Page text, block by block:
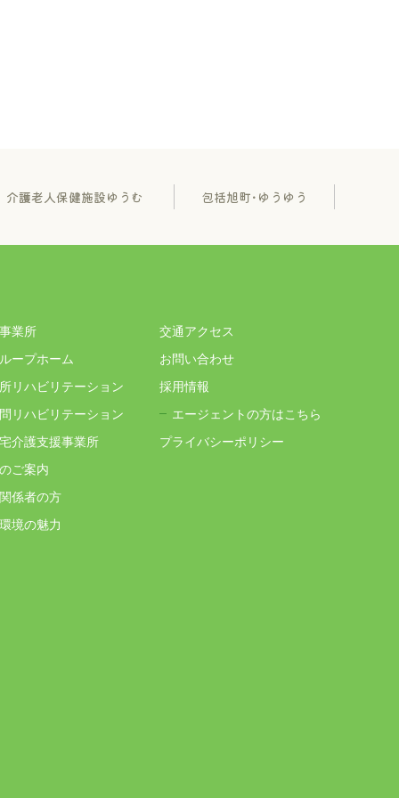
介護老人保健施設ゆうむ 包括旭町･ゆうゆう
業所
ープホーム
リハビリテーション
リハビリテーション
介護支援事業所
ご案内
係者の方
境の魅力
交通アクセス
お問い合わせ
採用情報
エージェントの方はこちら
プライバシーポリシー